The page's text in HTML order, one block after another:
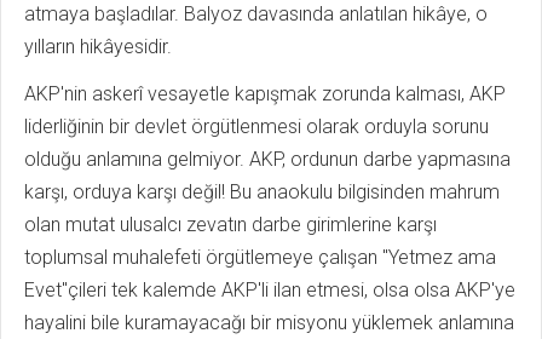
atmaya başladılar. Balyoz davasında anlatılan hikâye, o
yılların hikâyesidir.
AKP'nin askerî vesayetle kapışmak zorunda kalması, AKP
liderliğinin bir devlet örgütlenmesi olarak orduyla sorunu
olduğu anlamına gelmiyor. AKP, ordunun darbe yapmasına
karşı, orduya karşı değil! Bu anaokulu bilgisinden mahrum
olan mutat ulusalcı zevatın darbe girimlerine karşı
toplumsal muhalefeti örgütlemeye çalışan "Yetmez ama
Evet"çileri tek kalemde AKP'li ilan etmesi, olsa olsa AKP'ye
hayalini bile kuramayacağı bir misyonu yüklemek anlamına